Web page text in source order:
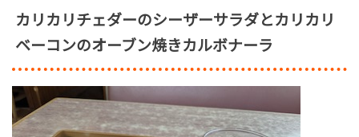
カリカリチェダーのシーザーサラダとカリカリ
ベーコンのオーブン焼きカルボナーラ